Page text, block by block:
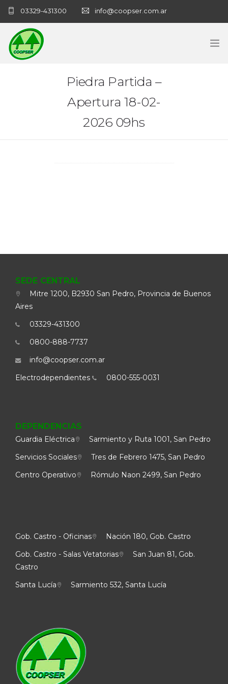
03329-431300 info@coopser.com.ar
Piedra Partida –
Apertura 18-02-
2026 09hs
SEDE CENTRAL
Mitre 1200, B2930 San Pedro, Provincia de Buenos
Aires
03329-431300
0800-888-7737
info@coopser.com.ar
Electrodependientes
0800-555-0031
DEPENDENCIAS
Guardia Eléctrica
Sarmiento y Ruta 1001, San Pedro
Servicios Sociales
Tres de Febrero 1475, San Pedro
Centro Operativo
Rómulo Naon 2499, San Pedro
Gob. Castro - Oficinas
Nación 180, Gob. Castro
Gob. Castro - Salas Vetatorias
San Juan 81, Gob.
Castro
Santa Lucía
Sarmiento 532, Santa Lucía